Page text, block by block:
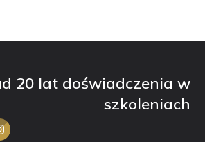
20 lat doświadczenia w
szkoleniach